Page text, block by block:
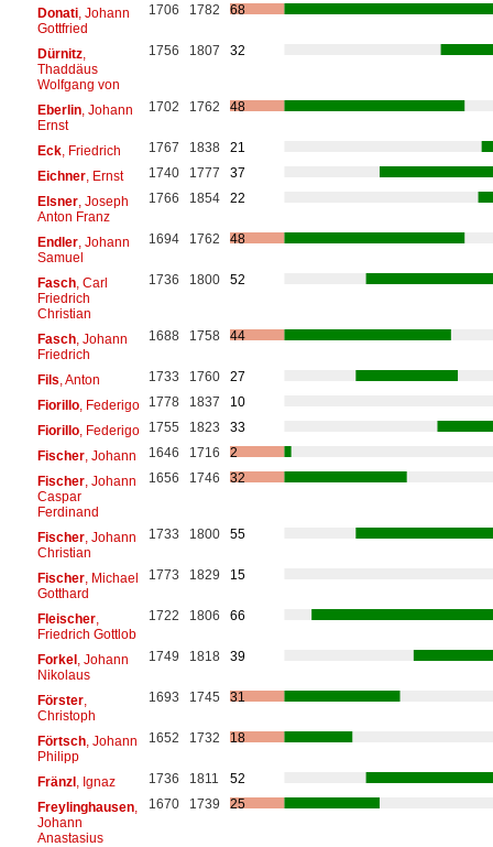
Donati, Johann
Gottfried
1706 1782 68
Dürnitz,
Thaddäus
Wolfgang von
1756 1807 32
Eberlin, Johann
Ernst
1702 1762 48
Eck, Friedrich 1767 1838
21
Eichner, Ernst 1740 1777
37
Elsner, Joseph
Anton Franz
1766 1854 22
Endler, Johann
Samuel
1694 1762 48
Fasch, Carl
Friedrich
Christian
1736 1800 52
Fasch, Johann
Friedrich
1688 1758 44
Fils , Anton 1733 1760
27
Fiorillo, Federigo 1778 1837
10
Fiorillo, Federigo 1755 1823
33
Fischer, Johann 1646 1716
2
Fischer, Johann
Caspar
Ferdinand
1656 1746 32
Fischer, Johann
Christian
1733 1800 55
Fischer, Michael
Gotthard
1773 1829 15
Fleischer,
Friedrich Gottlob
1722 1806 66
Forkel, Johann
Nikolaus
1749 1818 39
Förster,
Christoph
1693 1745 31
Förtsch, Johann
Philipp
1652 1732 18
Fränzl, Ignaz 1736 1811
52
Freylinghausen,
Johann
Anastasius
1670 1739 25